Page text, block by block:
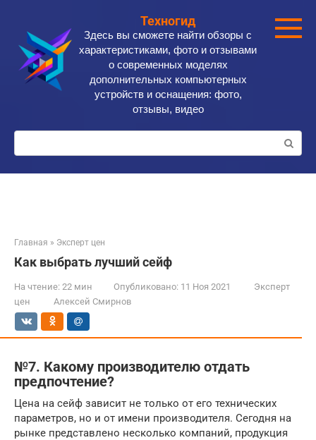
контенту
Техногид
Здесь вы сможете найти обзоры с
характеристиками, фото и отзывами
о современных моделях
дополнительных компьютерных
устройств и оснащения: фото,
отзывы, видео
Поиск:
Главная » Эксперт цен
Как выбрать лучший сейф
На чтение: 22 мин Опубликовано: 11 Ноя 2021
Эксперт
цен
Алексей Смирнов
№7. Какому производителю отдать
предпочтение?
Цена на сейф зависит не только от его технических
параметров, но и от имени производителя. Сегодня на
рынке представлено несколько компаний, продукция